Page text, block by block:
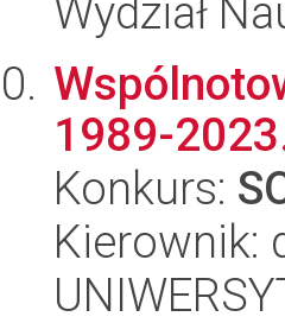
Wydział
1989-
Konkurs:
Kierownik: